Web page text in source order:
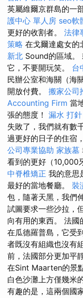
英屬維爾京群島的一
護中心 單人房 seo軟
更好的收割者。 法律
策略 在戈爾達處女
新北 Sound的區域。
它，不要開玩笑。 台
民辦公室和海關（海
開放付費。 搬家公司
Accounting Firm 當
張的態度！ 漏水 打針
失敗了，我們就有數
過更好的日子的住宿
公司專業協助 家族墓
看到的更好（10,000
中脊椎矯正 我的意思
最好的當地餐廳。 裝
包，隨著天黑，我們
試圖要求一些沙拉，
向有用的東西。 法國
在瓜德羅普島，它受
者既沒有組織也沒有
前，法國部分更加平
在Sint Maarten的景
白色沙灘上方僅幾米
有趣的是，這兩個國